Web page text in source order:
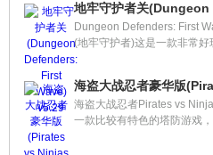
地。
地牢守护者关
Dungeon Defenders: First
(地牢守护者)这是一款非常好
游戏，同样也是基于虚幻引擎
现力毋庸置疑。游戏提供了丰
游戏内容！
海盗大战忍者豪华版
海盗大战忍者Pirates vs
一款比较有特色的塔防游戏